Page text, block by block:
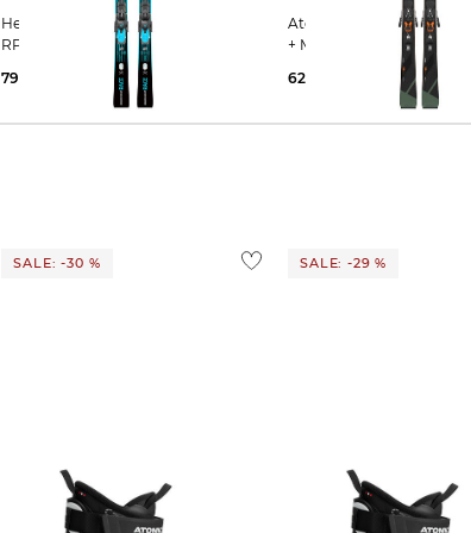
Head | Skier WC REBELS E-RACE
RP + FF 11 GW
799,99 €
1.055,00 €
Atomic | Skier REDSTER Q7 RVSK C
+ MI 12 GW
627,25 €
859,99 €
SALE: -30 % SALE: -29 %